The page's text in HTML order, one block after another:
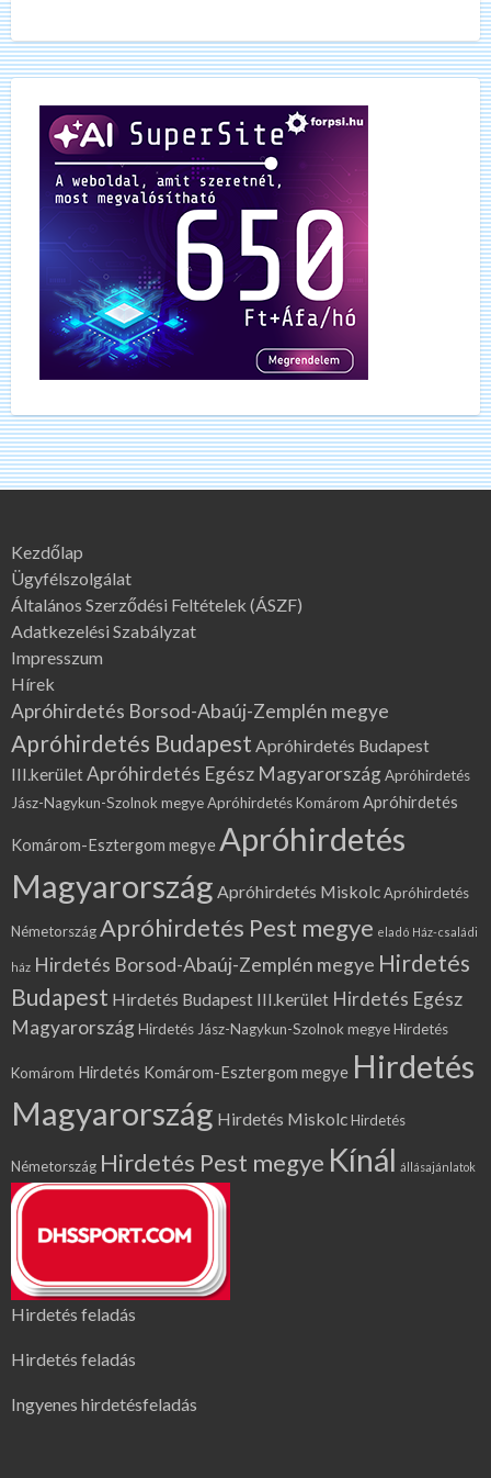
Kezdőlap
Ügyfélszolgálat
Általános Szerződési Feltételek (ÁSZF)
Adatkezelési Szabályzat
Impresszum
Hírek
Apróhirdetés Borsod-Abaúj-Zemplén megye
Apróhirdetés Budapest Apróhirdetés Budapest
III.kerületApróhirdetés Egész MagyarországApróhirdetés
Jász-Nagykun-Szolnok megyeApróhirdetés Komárom Apróhirdetés
Komárom-Esztergom megye Apróhirdetés
Magyarország Apróhirdetés MiskolcApróhirdetés
NémetországApróhirdetés Pest megye eladó Ház-családi
ház Hirdetés Borsod-Abaúj-Zemplén megye Hirdetés
Budapest Hirdetés Budapest III.kerület Hirdetés Egész
MagyarországHirdetés Jász-Nagykun-Szolnok megyeHirdetés
Komárom Hirdetés Komárom-Esztergom megye Hirdetés
Magyarország Hirdetés MiskolcHirdetés
Németország Hirdetés Pest megye Kínál állásajánlatok
Hirdetés feladás
Hirdetés feladás
Ingyenes hirdetésfeladás